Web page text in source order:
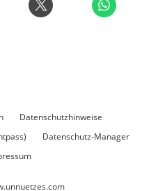
Datenschutzhinweise
Datenschutz-Manager